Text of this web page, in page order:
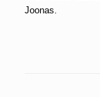
Joonas.